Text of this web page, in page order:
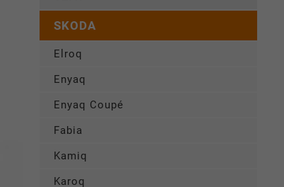
SKODA
Elroq
Enyaq
Enyaq Coupé
Fabia
Kamiq
Karoq